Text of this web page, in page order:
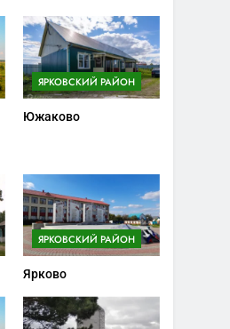
ЯРКОВСКИЙ РАЙОН
Южаково
ЯРКОВСКИЙ РАЙОН
Ярково